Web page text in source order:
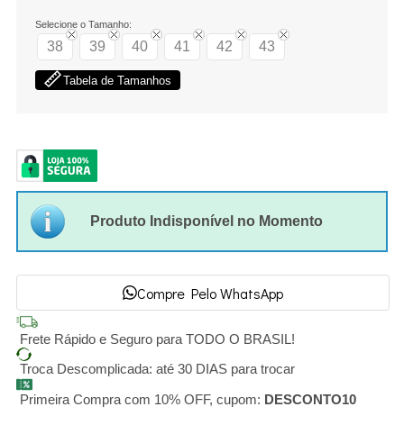
Selecione o Tamanho:
38 39 40 41 42 43
Tabela de Tamanhos
Produto Indisponível no Momento
Compre Pelo WhatsApp
Frete Rápido e Seguro para TODO O BRASIL!
Troca Descomplicada: até 30 DIAS para trocar
Primeira Compra com 10% OFF, cupom: DESCONTO10